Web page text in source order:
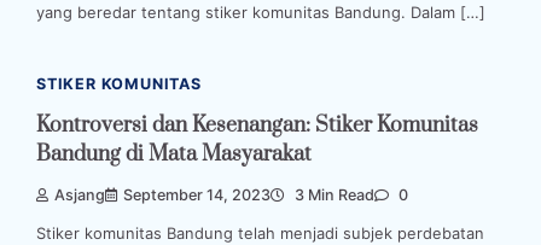
yang beredar tentang stiker komunitas Bandung. Dalam […]
STIKER KOMUNITAS
Kontroversi dan Kesenangan: Stiker Komunitas
Bandung di Mata Masyarakat
Asjang September 14, 2023 3 Min Read 0
Stiker komunitas Bandung telah menjadi subjek perdebatan